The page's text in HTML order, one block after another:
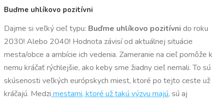
Buďme uhlíkovo pozitívni
Dajme si veľký cieľ typu: Buďme uhlíkovo pozitívni do roku
2030! Alebo 2040! Hodnota závisí od aktuálnej situácie
mesta/obce a ambície ich vedenia. Zameranie na cieľ pomôže k
nemu kráčať rýchlejšie, ako keby sme žiadny cieľ nemali. To sú
skúsenosti veľkých európskych miest, ktoré po tejto ceste už
kráčajú. Medzi mestami, ktoré už takú výzvu majú, sú aj